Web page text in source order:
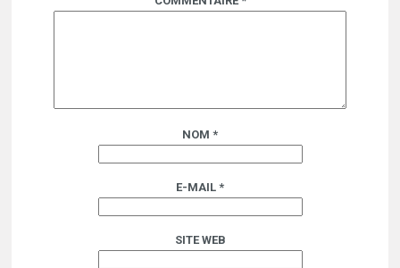
NOM *
E-MAIL *
SITE WEB